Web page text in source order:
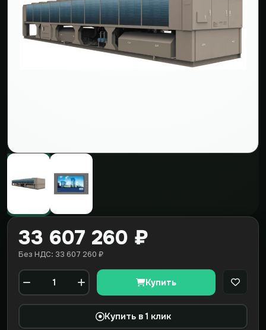
33 607 260 ₽
Без НДС: 33 607 260 ₽
Количество
Купить В
Купить в 1 клик